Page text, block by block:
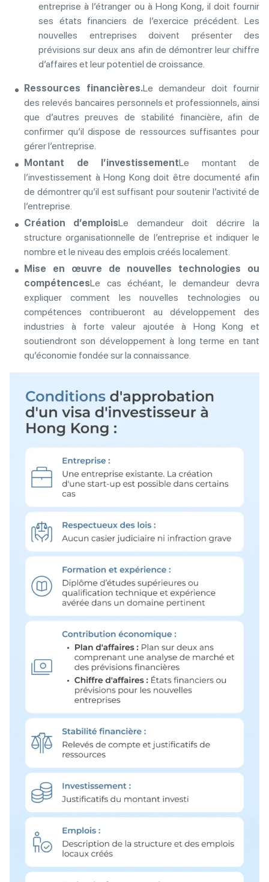
entreprise à l’étranger ou à Hong Kong, il doit fournir
ses états financiers de l’exercice précédent. Les
nouvelles entreprises doivent présenter des
prévisions sur deux ans afin de démontrer leur chiffre
d’affaires et leur potentiel de croissance.
Ressources financières.Le demandeur doit fournir
des relevés bancaires personnels et professionnels, ainsi
que d’autres preuves de stabilité financière, afin de
confirmer qu’il dispose de ressources suffisantes pour
gérer l’entreprise.
Montant de l’investissementLe montant de
l’investissement à Hong Kong doit être documenté afin
de démontrer qu’il est suffisant pour soutenir l’activité de
l’entreprise.
Création d’emploisLe demandeur doit décrire la
structure organisationnelle de l’entreprise et indiquer le
nombre et le niveau des emplois créés localement.
Mise en œuvre de nouvelles technologies ou
compétencesLe cas échéant, le demandeur devra
expliquer comment les nouvelles technologies ou
compétences contribueront au développement des
industries à forte valeur ajoutée à Hong Kong et
soutiendront son développement à long terme en tant
qu’économie fondée sur la connaissance.